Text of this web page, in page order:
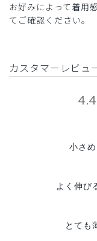
お好みによって着用
てご確認ください。
カスタマーレビュ
小さ
よく伸び
とても